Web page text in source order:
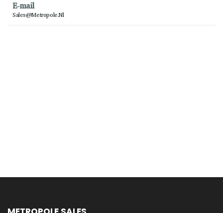
E-mail
Sales@metropole.nl